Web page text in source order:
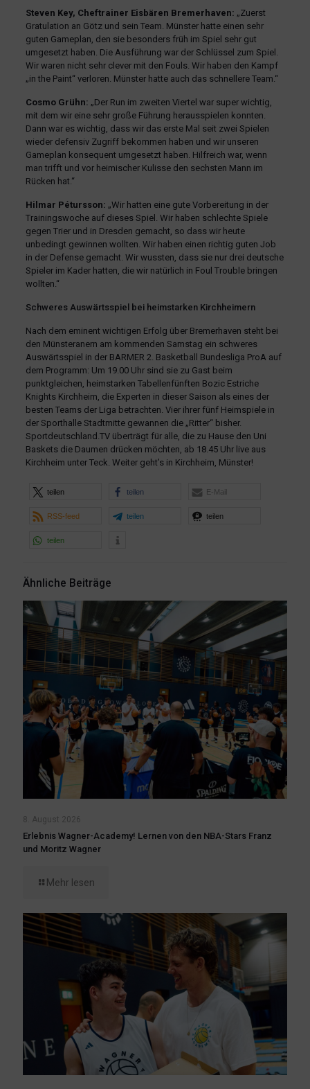
Steven Key, Cheftrainer Eisbären Bremerhaven: „Zuerst
Gratulation an Götz und sein Team. Münster hatte einen sehr
guten Gameplan, den sie besonders früh im Spiel sehr gut
umgesetzt haben. Die Ausführung war der Schlüssel zum Spiel.
Wir waren nicht sehr clever mit den Fouls. Wir haben den Kampf
„in the Paint“ verloren. Münster hatte auch das schnellere Team.“
Cosmo Grühn: „Der Run im zweiten Viertel war super wichtig,
mit dem wir eine sehr große Führung herausspielen konnten.
Dann war es wichtig, dass wir das erste Mal seit zwei Spielen
wieder defensiv Zugriff bekommen haben und wir unseren
Gameplan konsequent umgesetzt haben. Hilfreich war, wenn
man trifft und vor heimischer Kulisse den sechsten Mann im
Rücken hat.“
Hilmar Pétursson: „Wir hatten eine gute Vorbereitung in der
Trainingswoche auf dieses Spiel. Wir haben schlechte Spiele
gegen Trier und in Dresden gemacht, so dass wir heute
unbedingt gewinnen wollten. Wir haben einen richtig guten Job
in der Defense gemacht. Wir wussten, dass sie nur drei deutsche
Spieler im Kader hatten, die wir natürlich in Foul Trouble bringen
wollten.“
Schweres Auswärtsspiel bei heimstarken Kirchheimern
Nach dem eminent wichtigen Erfolg über Bremerhaven steht bei
den Münsteranern am kommenden Samstag ein schweres
Auswärtsspiel in der BARMER 2. Basketball Bundesliga ProA auf
dem Programm: Um 19.00 Uhr sind sie zu Gast beim
punktgleichen, heimstarken Tabellenfünften Bozic Estriche
Knights Kirchheim, die Experten in dieser Saison als eines der
besten Teams der Liga betrachten. Vier ihrer fünf Heimspiele in
der Sporthalle Stadtmitte gewannen die „Ritter“ bisher.
Sportdeutschland.TV überträgt für alle, die zu Hause den Uni
Baskets die Daumen drücken möchten, ab 18.45 Uhr live aus
Kirchheim unter Teck. Weiter geht’s in Kirchheim, Münster!
teilen teilen E-Mail
RSS-feed teilen teilen
teilen
Ähnliche Beiträge
8. August 2026
Erlebnis Wagner-Academy! Lernen von den NBA-Stars Franz
und Moritz Wagner
Mehr lesen